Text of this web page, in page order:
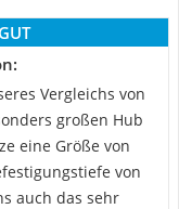
GUT
Vergleichs von
großen Hub
eine Größe von
von
auch das sehr